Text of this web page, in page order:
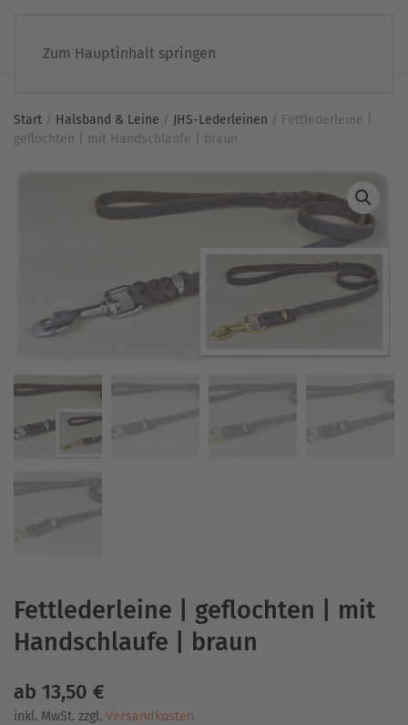
Zum Hauptinhalt springen
Start / Halsband & Leine / JHS-Lederleinen / Fettlederleine |
geflochten | mit Handschlaufe | braun
Fettlederleine | geflochten | mit
Handschlaufe | braun
ab 13,50 €
inkl. MwSt. zzgl. Versandkosten